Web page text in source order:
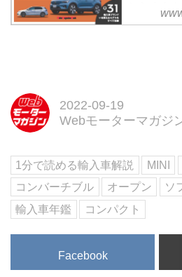
からまも
で全31ブ
Motor
デルにつ
ョンも収
の詳細な
2022-09-19
Webモーターマガジ
1分で読める輸入車解説 MINI
コンバーチブル
オープン
ソ
輸入車年鑑
コンパクト
Facebook